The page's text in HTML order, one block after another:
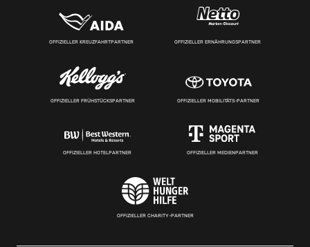
OFFIZIELLER KREUZFAHRTPARTNER OFFIZIELLER ERNÄHRUNGSPARTNER
OFFIZIELLER FRÜHSTÜCKSPARTNER OFFIZIELLER MOBILITÄTS-PARTNER
OFFIZIELLER HOTELPARTNER OFFIZIELLER MEDIENPARTNER
OFFIZIELLER CHARITY-PARTNER